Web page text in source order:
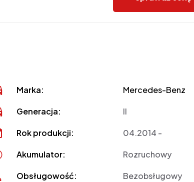
Marka: Mercedes-Benz
Generacja: II
Rok produkcji: 04.2014 -
Akumulator: Rozruchowy
Obsługowość: Bezobsługowy